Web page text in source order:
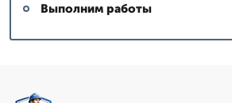
Выполним работы